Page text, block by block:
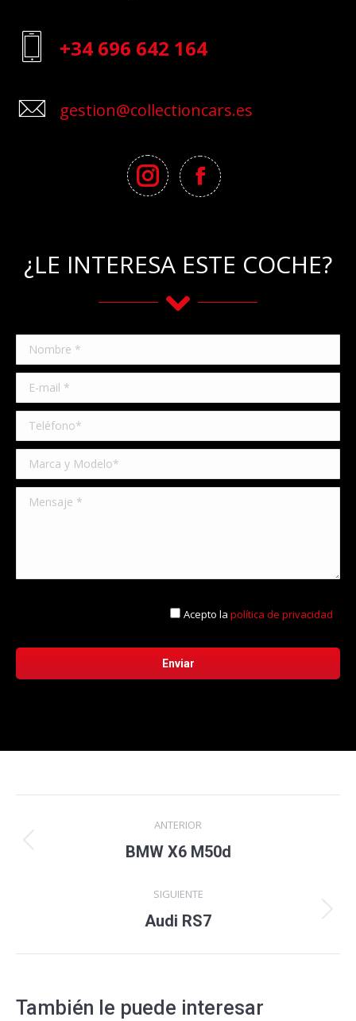
+34 696 642 164
gestion@collectioncars.es
¿LE INTERESA ESTE COCHE?
Acepto lapolítica de privacidad
entre
ANTERIOR
Proyecto
BMW X6 M50d
SIGUIENTE
Proyecto
Audi RS7
También le puede interesar